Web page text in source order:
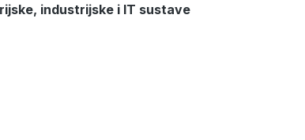
industrijske i IT sustave